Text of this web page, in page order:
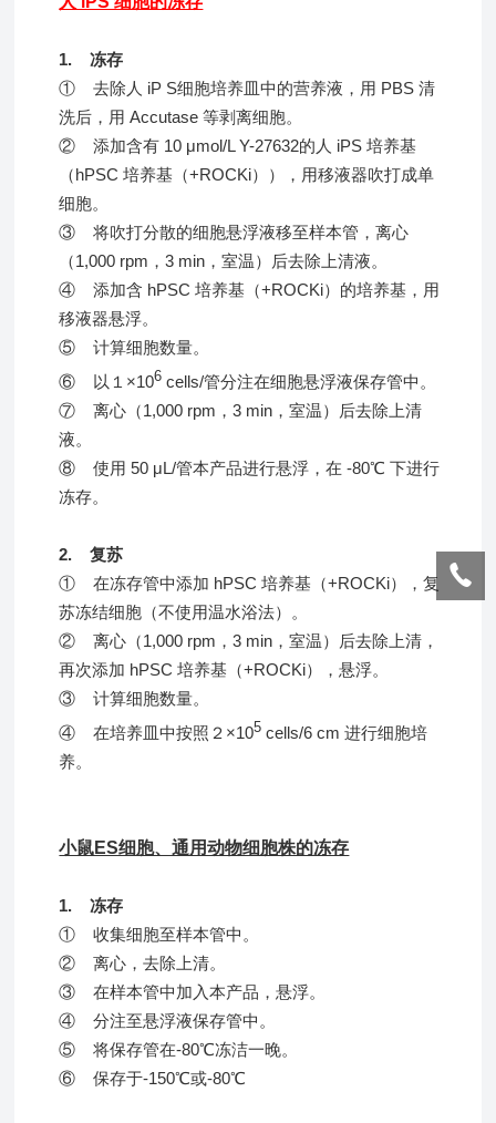
1. 冻存
① 去除人 iP S细胞培养皿中的营养液，用 PBS 清
洗后，用 Accutase 等剥离细胞。
② 添加含有 10 μmol/L Y-27632的人 iPS 培养基
（hPSC 培养基（+ROCKi）），用移液器吹打成单
细胞。
③ 将吹打分散的细胞悬浮液移至样本管，离心
（1,000 rpm，3 min，室温）后去除上清液。
④ 添加含 hPSC 培养基（+ROCKi）的培养基，用
移液器悬浮。
⑤ 计算细胞数量。
⑥ 以１×106 cells/管分注在细胞悬浮液保存管中。
⑦ 离心（1,000 rpm，3 min，室温）后去除上清
液。
⑧ 使用 50 μL/管本产品进行悬浮，在 -80℃ 下进行
冻存。
2. 复苏
① 在冻存管中添加 hPSC 培养基（+ROCKi），复
苏冻结细胞（不使用温水浴法）。
② 离心（1,000 rpm，3 min，室温）后去除上清，
再次添加 hPSC 培养基（+ROCKi），悬浮。
③ 计算细胞数量。
④ 在培养皿中按照２×105 cells/6 cm 进行细胞培
养。
小鼠ES细胞、通用动物细胞株的冻存
1. 冻存
① 收集细胞至样本管中。
② 离心，去除上清。
③ 在样本管中加入本产品，悬浮。
④ 分注至悬浮液保存管中。
⑤ 将保存管在-80℃冻洁一晚。
⑥ 保存于-150℃或-80℃